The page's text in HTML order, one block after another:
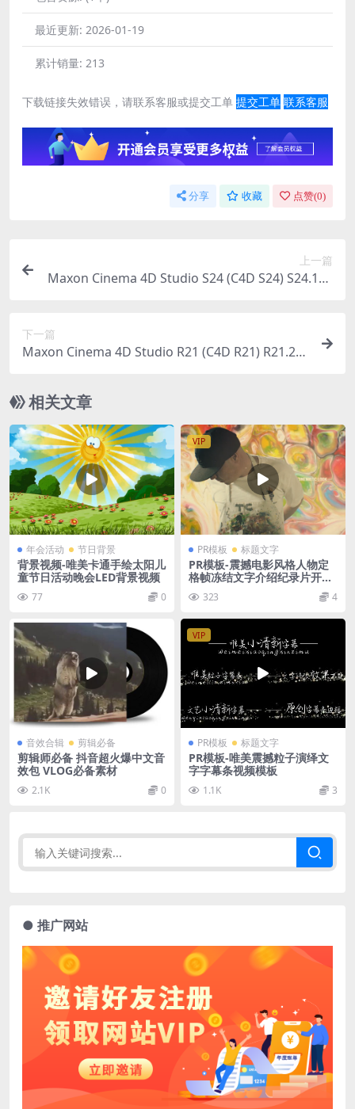
最近更新: 2026-01-19
累计销量: 213
下载链接失效错误，请联系客服或提交工单 提交工单 联系客服
分享 收藏 点赞(0)
上一篇
Maxon Cinema 4D Studio S24 (C4D S24) S24.111
下一篇
Maxon Cinema 4D Studio R21 (C4D R21) R21.20
相关文章
年会活动 节日背景
背景视频-唯美卡通手绘太阳儿
童节日活动晚会LED背景视频
77 0
VIP
PR模板 标题文字
PR模板-震撼电影风格人物定
格帧冻结文字介绍纪录片开场
323 4
音效合辑 剪辑必备
剪辑师必备 抖音超火爆中文音
效包 VLOG必备素材
2.1K 0
VIP
PR模板 标题文字
PR模板-唯美震撼粒子演绎文
字字幕条视频模板
1.1K 3
● 推广网站